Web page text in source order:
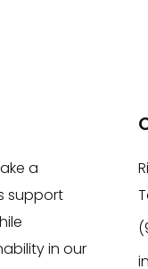
a
support
in our